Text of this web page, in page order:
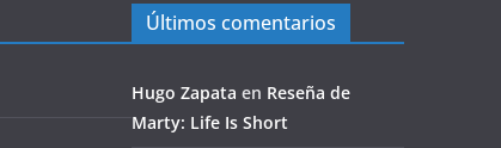
Últimos comentarios
Hugo Zapata en Reseña de
Marty: Life Is Short